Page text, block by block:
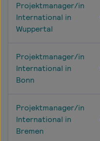
Projektmanager/in
International in
Wuppertal
Projektmanager/in
International in
Bonn
Projektmanager/in
International in
Bremen